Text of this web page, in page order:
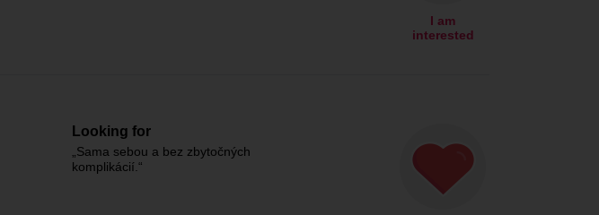
I am
interested
Looking for
„Sama sebou a bez zbytočných
komplikácií.“